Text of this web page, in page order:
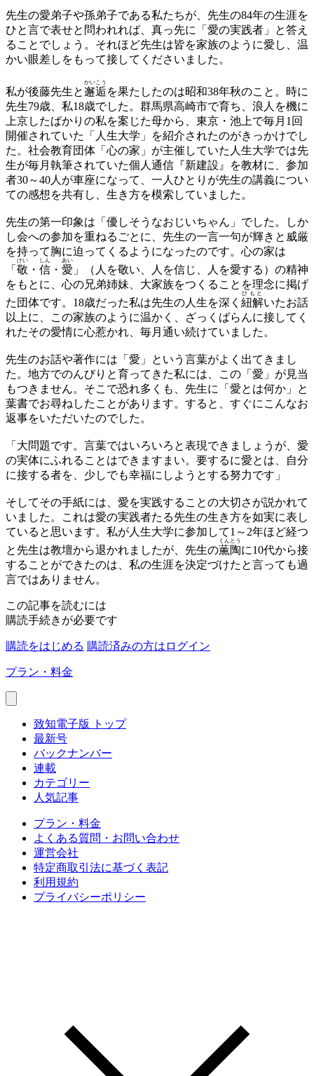
先生の愛弟子や孫弟子である私たちが、先生の84年の生涯を
ひと言で表せと問われれば、真っ先に「愛の実践者」と答え
ることでしょう。それほど先生は皆を家族のように愛し、温
かい眼差しをもって接してくださいました。
私が後藤先生と邂逅
かいこう
を果たしたのは昭和38年秋のこと。時に
先生79歳、私18歳でした。群馬県高崎市で育ち、浪人を機に
上京したばかりの私を案じた母から、東京・池上で毎月1回
開催されていた「人生大学」を紹介されたのがきっかけでし
た。社会教育団体「心の家」が主催していた人生大学では先
生が毎月執筆されていた個人通信『新建設』を教材に、参加
者30～40人が車座になって、一人ひとりが先生の講義につい
ての感想を共有し、生き方を模索していました。
先生の第一印象は「優しそうなおじいちゃん」でした。しか
し会への参加を重ねるごとに、先生の一言一句が輝きと威厳
を持って胸に迫ってくるようになったのです。心の家は
「 敬
けい
・ 信
しん
・ 愛
あい
」（人を敬い、人を信じ、人を愛する）の精神
をもとに、心の兄弟姉妹、大家族をつくることを理念に掲げ
た団体です。18歳だった私は先生の人生を深く 紐解
ひもと
いたお話
以上に、この家族のように温かく、ざっくばらんに接してく
れたその愛情に心惹かれ、毎月通い続けていました。
先生のお話や著作には「愛」という言葉がよく出てきまし
た。地方でのんびりと育ってきた私には、この「愛」が見当
もつきません。そこで恐れ多くも、先生に「愛とは何か」と
葉書でお尋ねしたことがあります。すると、すぐにこんなお
返事をいただいたのでした。
「大問題です。言葉ではいろいろと表現できましょうが、愛
の実体にふれることはできますまい。要するに愛とは、自分
に接する者を、少しでも幸福にしようとする努力です」
そしてその手紙には、愛を実践することの大切さが説かれて
いました。これは愛の実践者たる先生の生き方を如実に表し
ていると思います。私が人生大学に参加して1～2年ほど経つ
と先生は教壇から退かれましたが、先生の薫陶
くんとう
に10代から接
することができたのは、私の生涯を決定づけたと言っても過
言ではありません。
この記事を読むには
購読手続きが必要です
購読をはじめる 購読済みの方はログイン
プラン・料金
致知電子版 トップ
最新号
バックナンバー
連載
カテゴリー
人気記事
プラン・料金
よくある質問・お問い合わせ
運営会社
特定商取引法に基づく表記
利用規約
プライバシーポリシー